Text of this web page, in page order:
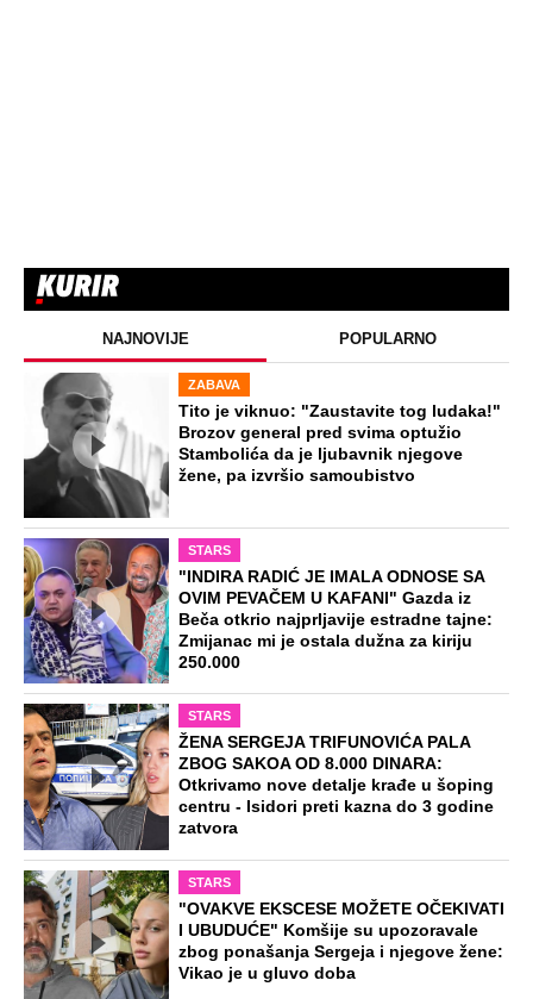
NAJNOVIJE POPULARNO
ZABAVA
Tito je viknuo: "Zaustavite tog ludaka!"
Brozov general pred svima optužio
Stambolića da je ljubavnik njegove
žene, pa izvršio samoubistvo
STARS
"INDIRA RADIĆ JE IMALA ODNOSE SA
OVIM PEVAČEM U KAFANI" Gazda iz
Beča otkrio najprljavije estradne tajne:
Zmijanac mi je ostala dužna za kiriju
250.000
STARS
ŽENA SERGEJA TRIFUNOVIĆA PALA
ZBOG SAKOA OD 8.000 DINARA:
Otkrivamo nove detalje krađe u šoping
centru - Isidori preti kazna do 3 godine
zatvora
STARS
"OVAKVE EKSCESE MOŽETE OČEKIVATI
I UBUDUĆE" Komšije su upozoravale
zbog ponašanja Sergeja i njegove žene:
Vikao je u gluvo doba